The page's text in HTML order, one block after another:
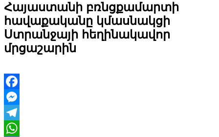
Հայաստանի բռնցքամարտի
հավաքականը կմասնակցի
Ստրանջայի հեղինակավոր
մրցաշարին
Facebook
Messenger
Telegram